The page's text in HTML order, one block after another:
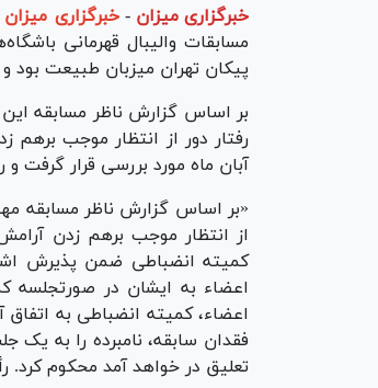
خبرگزاری میزان - خبرگزاری میزان
پیکان تهران میزبان طبیعت بود
بر اساس گزارش ناظر مسابقه
رفتار دور از انتظار موجب
آبان ماه مورد بررسی قرار گرفت
«بر اساس گزارش ناظر مسابقه
از انتظار موجب برهم زدن
کمیته انضباطی ضمن پذیرش
اعضاء به ایشان در
تعلیق در خواهد آمد محکوم کرد. رأی صادره با استناد به